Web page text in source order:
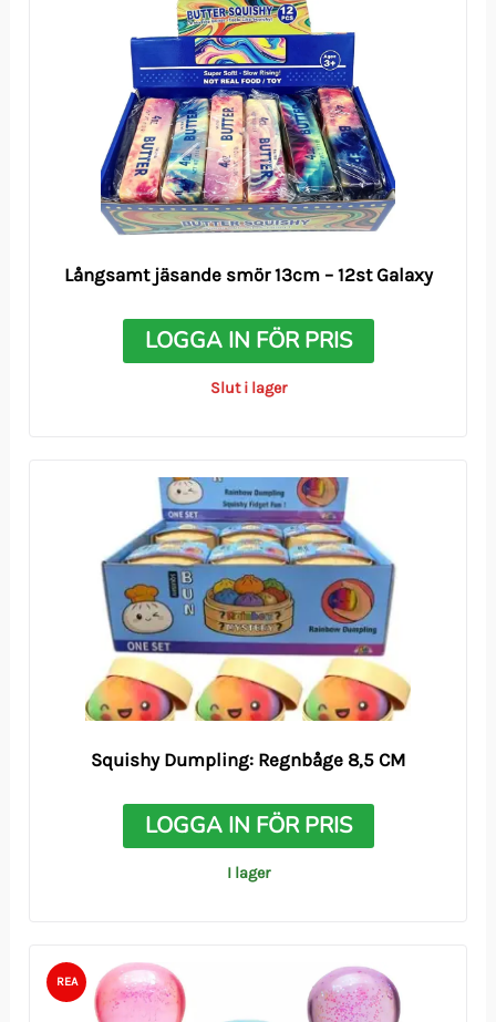
Långsamt jäsande smör 13cm – 12st Galaxy
LOGGA IN FÖR PRIS
Slut i lager
Squishy Dumpling: Regnbåge 8,5 CM
LOGGA IN FÖR PRIS
I lager
REA